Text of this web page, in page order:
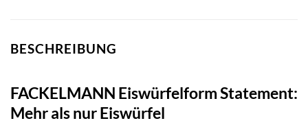
BESCHREIBUNG
FACKELMANN Eiswürfelform Statement:
Mehr als nur Eiswürfel